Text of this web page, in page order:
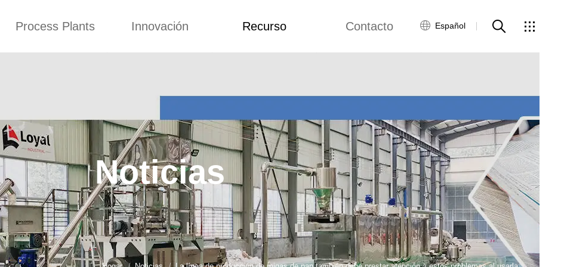
Process Plants
Kurkure
de producción de
piensos
de producción de
snacks fritos
para hacer carne
de soja
de producción de
Innovación
Conceptos
Mejora
Diseño
Recurso
Blog
Video
Custome Reviews
Contacto
Contacta con
nosotros
Español
Noticias